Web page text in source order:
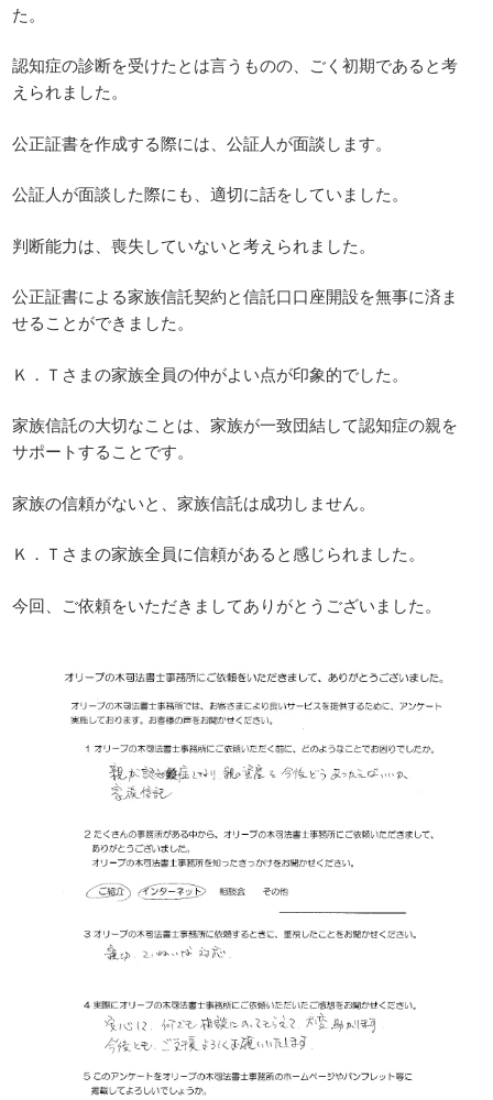
た。
認知症の診断を受けたとは言うものの、ごく初期であると考
えられました。
公正証書を作成する際には、公証人が面談します。
公証人が面談した際にも、適切に話をしていました。
判断能力は、喪失していないと考えられました。
公正証書による家族信託契約と信託口口座開設を無事に済ま
せることができました。
Ｋ．Ｔさまの家族全員の仲がよい点が印象的でした。
家族信託の大切なことは、家族が一致団結して認知症の親を
サポートすることです。
家族の信頼がないと、家族信託は成功しません。
Ｋ．Ｔさまの家族全員に信頼があると感じられました。
今回、ご依頼をいただきましてありがとうございました。